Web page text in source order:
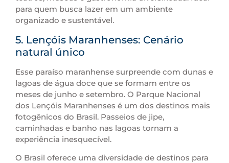
para quem busca lazer em um ambiente
organizado e sustentável.
5. Lençóis Maranhenses: Cenário
natural único
Esse paraíso maranhense surpreende com dunas e
lagoas de água doce que se formam entre os
meses de junho e setembro. O Parque Nacional
dos Lençóis Maranhenses é um dos destinos mais
fotogênicos do Brasil. Passeios de jipe,
caminhadas e banho nas lagoas tornam a
experiência inesquecível.
O Brasil oferece uma diversidade de destinos para